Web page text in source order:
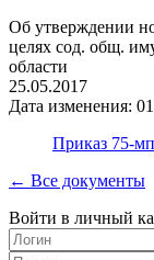
Об утверждении
целях сод. общ.
области
25.05.2017
Дата изменения:
Приказ 75-
← Все документы
Войти в личный